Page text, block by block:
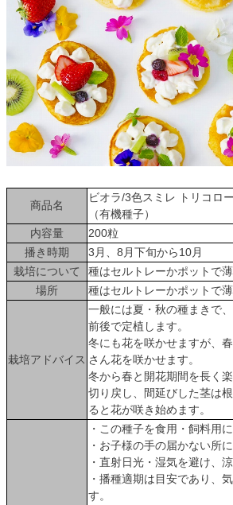
商品名
ビオラ/3色スミレ トリコロ
（有機種子）
内容量
200粒
播き時期
3月、8月下旬から10月
栽培について
種はセルトレーかポットで
場所
種はセルトレーかポットで
栽培アドバイス
一般には夏・秋の種まきで
前後で定植します。
冬にも花を咲かせますが、
さん花を咲かせます。
冬から春と開花期間を長く
切り戻し、間延びした茎は
ると花が咲き始めます。
・この種子を食用・飼料用
・お子様の手の届かない所
・直射日光・湿気を避け、
・播種適期は目安であり、
す。